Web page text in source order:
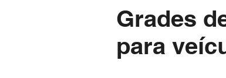
Grades
para